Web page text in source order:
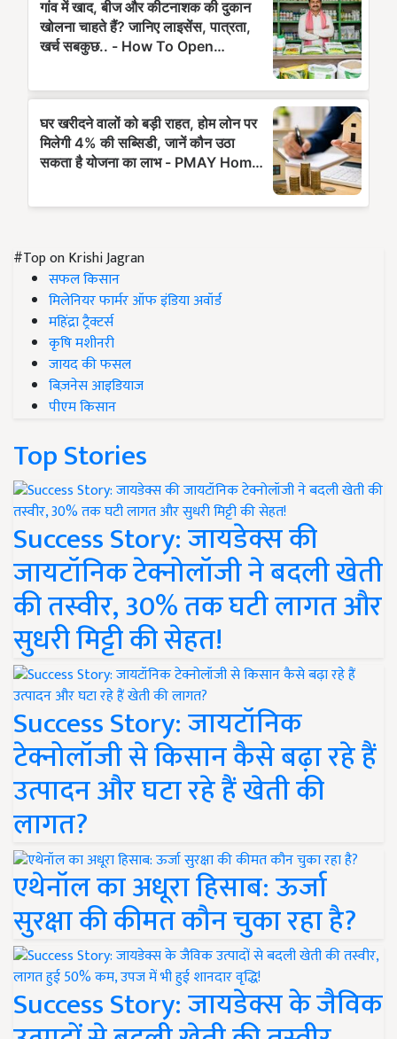
#Top on Krishi Jagran
सफल किसान
मिलेनियर फार्मर ऑफ इंडिया अवॉर्ड
महिंद्रा ट्रैक्टर्स
कृषि मशीनरी
जायद की फसल
बिज़नेस आइडियाज
पीएम किसान
Top Stories
Success Story: जायडेक्स की
जायटॉनिक टेक्नोलॉजी ने बदली खेती
की तस्वीर, 30% तक घटी लागत और
सुधरी मिट्टी की सेहत!
Success Story: जायटॉनिक
टेक्नोलॉजी से किसान कैसे बढ़ा रहे हैं
उत्पादन और घटा रहे हैं खेती की
लागत?
एथेनॉल का अधूरा हिसाब: ऊर्जा
सुरक्षा की कीमत कौन चुका रहा है?
Success Story: जायडेक्स के जैविक